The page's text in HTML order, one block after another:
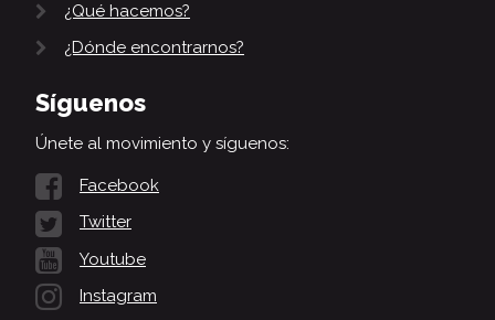
¿Qué hacemos?
¿Dónde encontrarnos?
Síguenos
Únete al movimiento y síguenos:
Facebook
Twitter
Youtube
Instagram